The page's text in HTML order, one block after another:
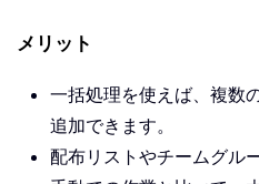
メリット
一括処理を使えば、複数
追加できます。
配布リストやチームグル